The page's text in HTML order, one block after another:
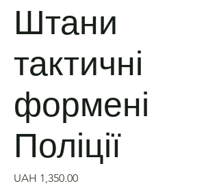
Штани
тактичні
формені
Поліції
UAH 1,350.00Price